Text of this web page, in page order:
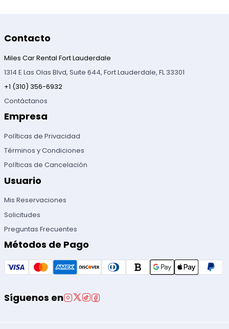
Contacto
Miles Car Rental Fort Lauderdale
1314 E Las Olas Blvd, Suite 644, Fort Lauderdale, FL 33301
+1 (310) 356-6932
Contáctanos
Empresa
Políticas de Privacidad
Términos y Condiciones
Políticas de Cancelación
Usuario
Mis Reservaciones
Solicitudes
Preguntas Frecuentes
Métodos de Pago
Síguenos en